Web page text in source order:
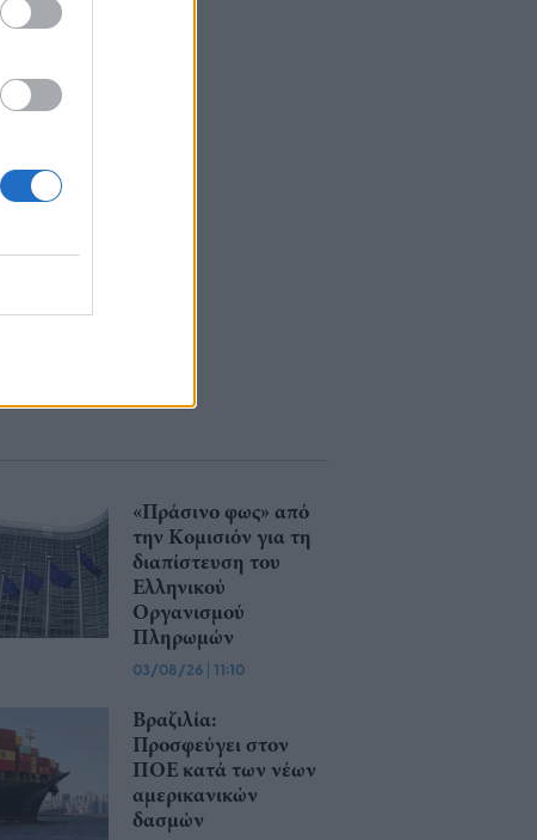
«Πράσινο φως» από
την Κομισιόν για τη
διαπίστευση του
Ελληνικού
Οργανισμού
Πληρωμών
03/08/26 | 11:10
Βραζιλία:
Προσφεύγει στον
ΠΟΕ κατά των νέων
αμερικανικών
δασμών